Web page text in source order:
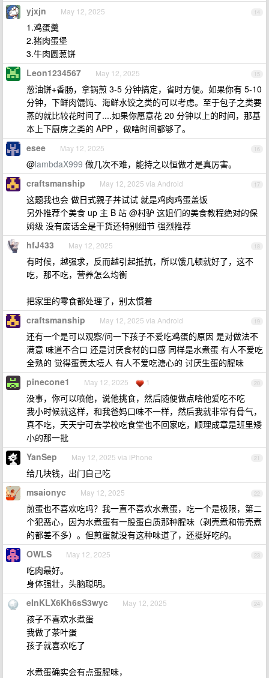
14
yjxjn May 12, 2025
1.鸡蛋羹
2.猪肉蛋堡
3.牛肉圆葱饼
15
Leon1234567 May 12, 2025
葱油饼+香肠，拿锅煎 3-5 分钟搞定，省时方便。如果你有 5-10
分钟，下鲜肉馄饨、海鲜水饺之类的可以考虑。至于包子之类要
蒸的就比较花时间了....如果你愿意花 20 分钟以上的时间，那基
本上下厨房之类的 APP ，做啥时间都够了。
16
esee May 12, 2025
@lambdaX999 做几次不难，能持之以恒做才是真厉害。
17
craftsmanship May 12, 2025 via Android
这题我也会 做日式親子丼试试 就是鸡肉鸡蛋盖饭
另外推荐个美食 up 主 B 站 @村驴 这姐们的美食教程绝对的保
姆级 没有废话全是干货还特别细节 强烈推荐
18
hfJ433 May 12, 2025
有时候，越强求，反而越引起抵抗，所以饿几顿就好了，这不
吃，那不吃，营养怎么均衡
把家里的零食都处理了，别太惯着
19
craftsmanship May 12, 2025 via Android
还有一个是可以观察/问一下孩子不爱吃鸡蛋的原因 是对做法不
满意 味道不合口 还是讨厌食材的口感 同样是水煮蛋 有人不爱吃
全熟的 觉得蛋黄太噎人 有人不爱吃溏心的 讨厌生蛋的腥味
20
pinecone1 May 12, 2025 1
没事，你可以喷他，说他挑食，然后随便做点啥他爱吃不吃
我小时候就这样，和我爸妈口味不一样，然后我就非常有骨气，
真不吃，天天宁可去学校吃食堂也不回家吃，顺理成章是班里矮
小的那一批
21
YanSep May 12, 2025 via iPhone
给几块钱，出门自己吃
22
msaionyc May 12, 2025
煎蛋也不喜欢吃吗？我一直不喜欢水煮蛋，吃一个是极限，第二
个犯恶心，因为水煮蛋有一股蛋白质那种腥味（剥壳煮和带壳煮
的都差不多）。但煎蛋就没有这种味道了，还挺好吃的。
23
OWLS May 12, 2025
吃肉最好。
身体强壮，头脑聪明。
24
eInKLX6Kh6sS3wyc May 12, 2025
孩子不喜欢水煮蛋
我做了茶叶蛋
孩子就喜欢吃了
水煮蛋确实会有点蛋腥味，